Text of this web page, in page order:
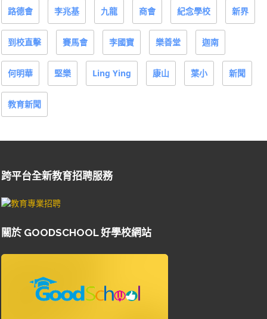
路德會 李兆基 九龍 商會 紀念學校 新界
到校直擊 賽馬會 李國寶 樂善堂 迦南
何明華 堅樂 Ling Ying 康山 葉小 新聞
教育新聞
跨平台全新教育招聘服務
關於 GOODSCHOOL 好學校網站